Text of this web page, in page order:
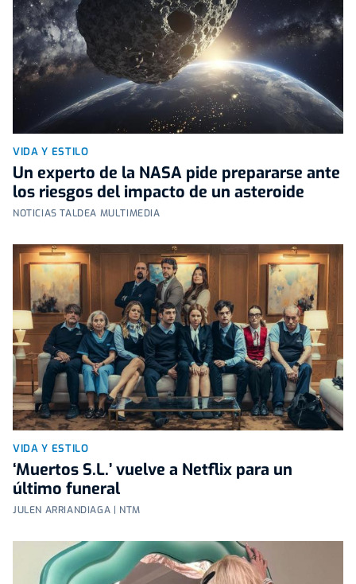
VIDA Y ESTILO
Un experto de la NASA pide prepararse ante
los riesgos del impacto de un asteroide
NOTICIAS TALDEA MULTIMEDIA
VIDA Y ESTILO
‘Muertos S.L.’ vuelve a Netflix para un
último funeral
JULEN ARRIANDIAGA | NTM